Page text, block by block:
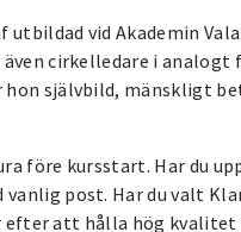
vid Akademin
cirkelledare i
självbild, mänskligt
före kursstart. Har du
vanlig post. Har du valt
att hålla hög kvalitet